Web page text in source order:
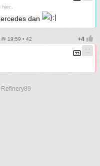
dan
19:59 • 42